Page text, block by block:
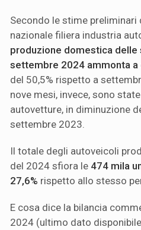
Secondo le stime
nazionale filiera industria
produzione domestica delle
settembre 2024 ammonta a
del 50,5% rispetto a
nove mesi, invece, sono
autovetture, in diminuzione
settembre 2023.
Il totale degli autoveicoli
del 2024 sfiora le 474 mila
27,6% rispetto allo stesso
E cosa dice la bilancia
2024 (ultimo dato